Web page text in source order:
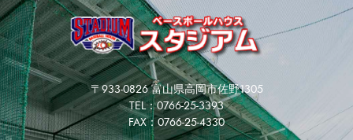
〒933-0826 富山県高岡市佐野1305
TEL：0766-25-3393
FAX：0766-25-4330